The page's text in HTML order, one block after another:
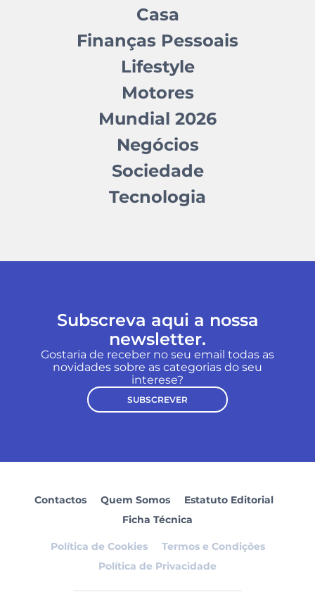
Casa
Finanças Pessoais
Lifestyle
Motores
Mundial 2026
Negócios
Sociedade
Tecnologia
Subscreva aqui a nossa
newsletter.
Gostaria de receber no seu email todas as
novidades sobre as categorias do seu
interese?
SUBSCREVER
Contactos Quem Somos
Estatuto Editorial
Ficha Técnica
Política de Cookies
Termos e Condições
Política de Privacidade